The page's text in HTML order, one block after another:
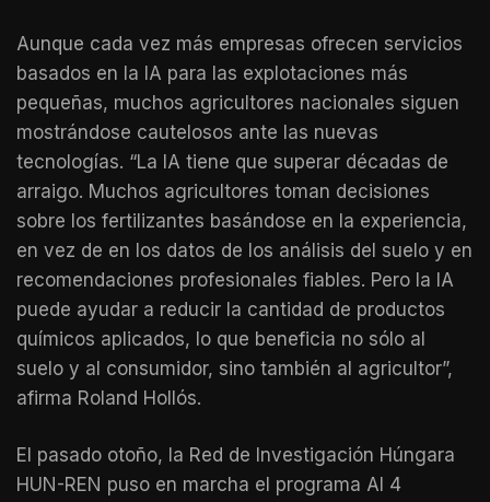
Aunque cada vez más empresas ofrecen servicios
basados en la IA para las explotaciones más
pequeñas, muchos agricultores nacionales siguen
mostrándose cautelosos ante las nuevas
tecnologías. “La IA tiene que superar décadas de
arraigo. Muchos agricultores toman decisiones
sobre los fertilizantes basándose en la experiencia,
en vez de en los datos de los análisis del suelo y en
recomendaciones profesionales fiables. Pero la IA
puede ayudar a reducir la cantidad de productos
químicos aplicados, lo que beneficia no sólo al
suelo y al consumidor, sino también al agricultor”,
afirma Roland Hollós.
El pasado otoño, la Red de Investigación Húngara
HUN-REN puso en marcha el programa AI 4